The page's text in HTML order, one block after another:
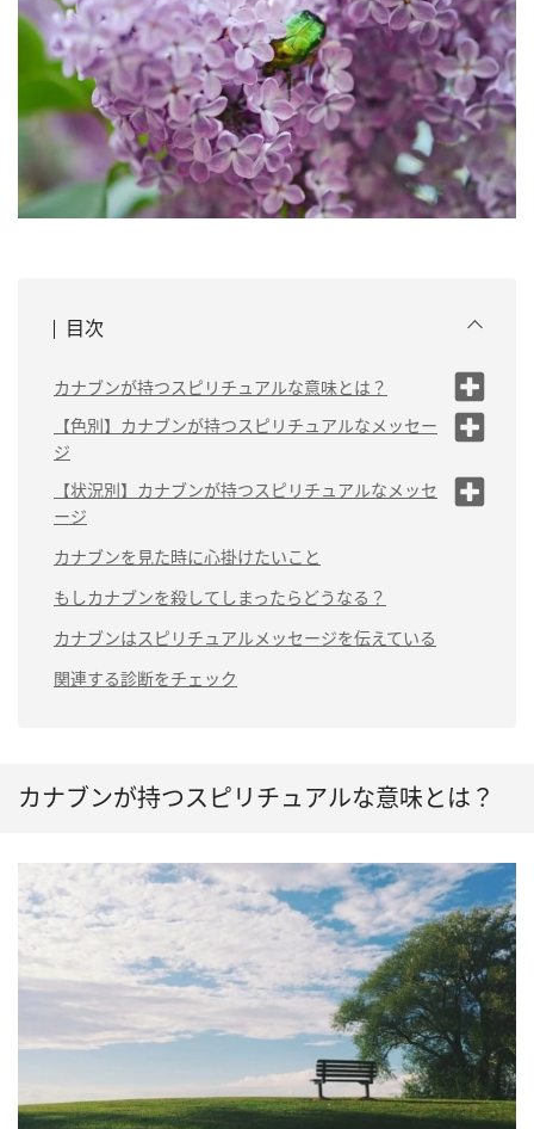
目次
カナブンが持つスピリチュアルな意味とは？
カナブンが体に止まる・家にやってくるのはラッキーの
お告げ
【色別】カナブンが持つスピリチュアルなメッセー
ジ
（1）緑色のカナブンは「新しいチャレンジが成功
する」
（2）黒いカナブンは「エネルギーの高まり」
（3）茶色のカナブンは「辛抱強く乗り越えよう」
（4）金色のカナブンは「金運アップ」
【状況別】カナブンが持つスピリチュアルなメッセ
ージ
（1）カナブンを夜に見るのは「解決策が見つかる」
（2）カナブンが家の中に入ってくるのは「家庭運の
向上」
（3）カナブンが玄関に現れるのは「大きなチャン
ス」
ある」
（7）カナブンが死んでいるのは「チャンスを逃す」
（8）カナブンを助けるのは「運気アップ」
（9）カナブンの夢を見るのは「うれしい知らせ」
（10）カナブンが寄ってくるのは「豊かさの予兆」
（11）カナブンにぶつかるのは「方向転換の合図」
（12）カナブンをベランダで見るのは「家庭運の上
昇」
カナブンを見た時に心掛けたいこと
もしカナブンを殺してしまったらどうなる？
カナブンはスピリチュアルメッセージを伝えている
関連する診断をチェック
カナブンが持つスピリチュアルな意味とは？